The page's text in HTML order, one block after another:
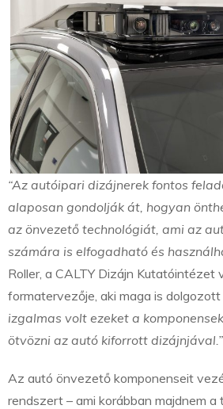
“Az autóipari dizájnerek fontos
alaposan gondolják át, hogyan
az önvezető technológiát, ami az
számára is elfogadható és
Roller, a CALTY Dizájn Kutatóintézet
formatervezője, aki maga is dolgozott
izgalmas volt ezeket a
ötvözni az autó kiforrott dizájnjával.”
Az autó önvezető komponenseit
rendszert – ami korábban majdnem